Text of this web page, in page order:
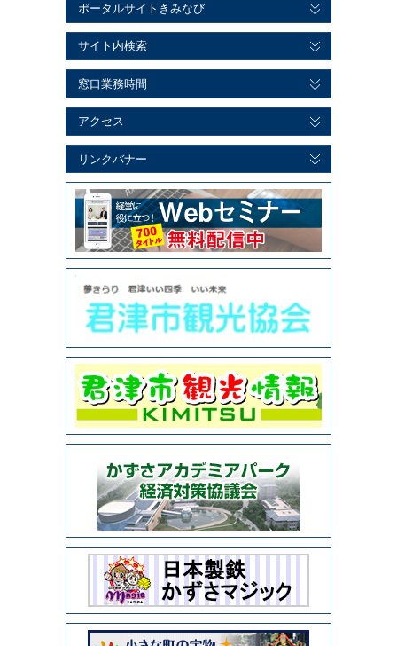
ポータルサイトきみなび
サイト内検索
窓口業務時間
アクセス
リンクバナー